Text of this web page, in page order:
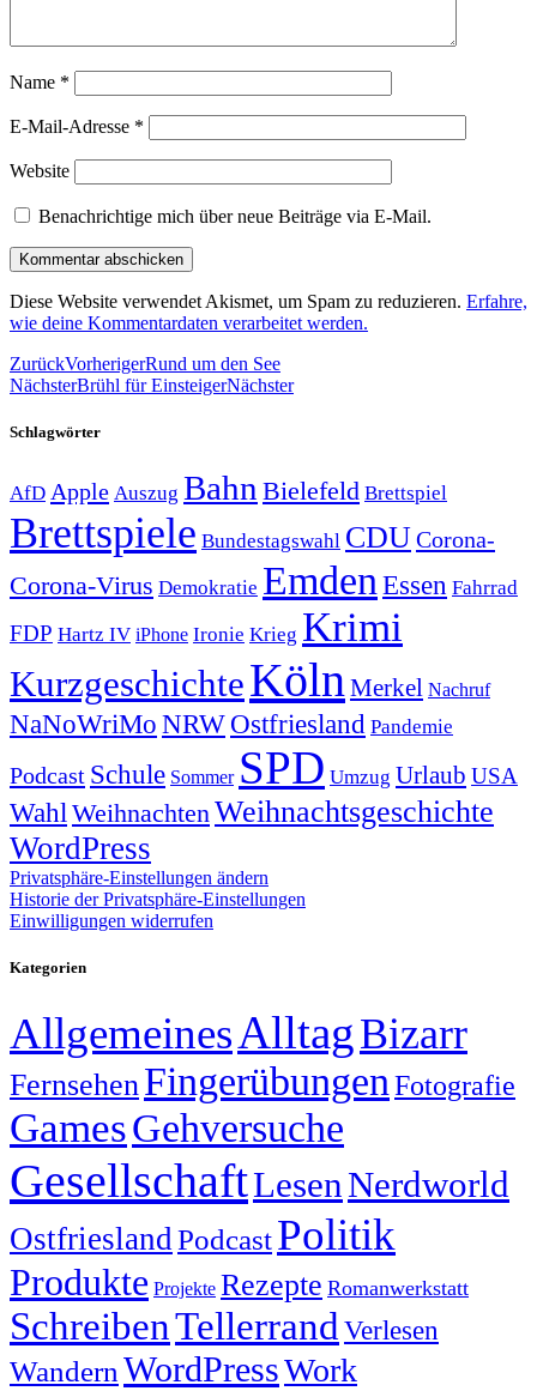
Name *
E-Mail-Adresse *
Website
Benachrichtige mich über neue Beiträge via E-Mail.
Diese Website verwendet Akismet, um Spam zu reduzieren. Erfahre,
wie deine Kommentardaten verarbeitet werden.
ZurückVorherigerRund um den See
NächsterBrühl für EinsteigerNächster
Schlagwörter
AfD Apple Auszug Bahn Bielefeld Brettspiel
Brettspiele Bundestagswahl CDUCorona-
Corona-Virus Demokratie Emden Essen Fahrrad
FDP Hartz IV iPhone Ironie Krieg Krimi
KurzgeschichteKölnMerkel Nachruf
NaNoWriMo NRWOstfriesland Pandemie
Podcast Schule Sommer SPD Umzug Urlaub USA
WahlWeihnachtenWeihnachtsgeschichte
WordPress
Privatsphäre-Einstellungen ändern
Historie der Privatsphäre-Einstellungen
Einwilligungen widerrufen
Kategorien
AllgemeinesAlltagBizarr
Fernsehen Fingerübungen Fotografie
GamesGehversuche
GesellschaftLesen Nerdworld
Ostfriesland PodcastPolitik
Produkte Projekte Rezepte Romanwerkstatt
SchreibenTellerrand Verlesen
Wandern WordPressWork